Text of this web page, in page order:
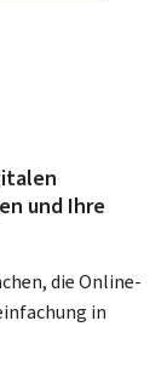
und Ihre
die Online-
in